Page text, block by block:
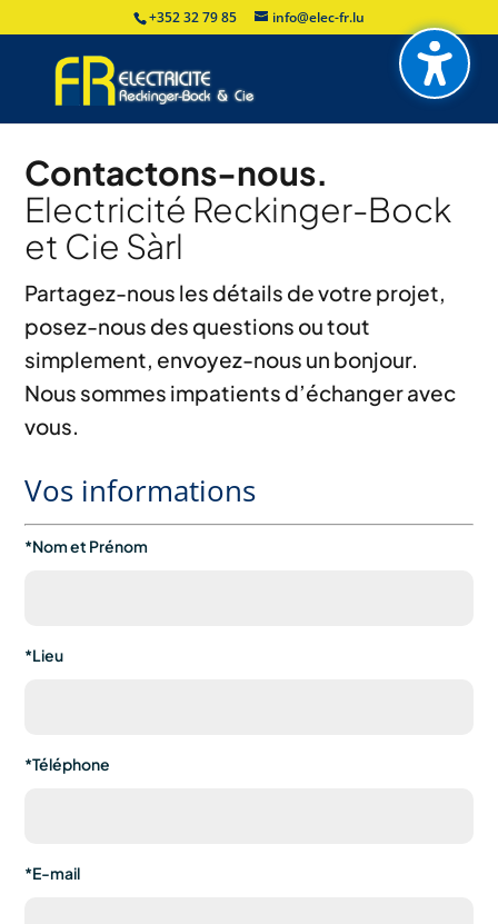
+352 32 79 85 info@elec-fr.lu
Contactons-nous.
Electricité Reckinger-Bock
et Cie Sàrl
Partagez-nous les détails de votre projet,
posez-nous des questions ou tout
simplement, envoyez-nous un bonjour.
Nous sommes impatients d’échanger avec
vous.
Vos informations
*Nom et Prénom
*Lieu
*Téléphone
*E-mail